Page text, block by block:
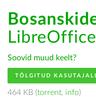
Soovid muud keelt?
TÕLGITUD
464 KB (torrent, info)